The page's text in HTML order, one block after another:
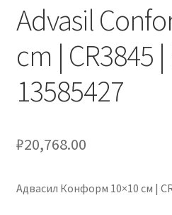
Advasil
cm | CR3845 |
13585427
₽20,768.00
Адвасил Конформ 10×10 см |